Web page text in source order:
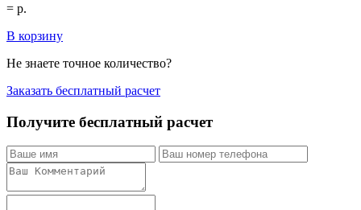
= р.
В корзину
Не знаете точное количество?
Заказать бесплатный расчет
Получите бесплатный расчет